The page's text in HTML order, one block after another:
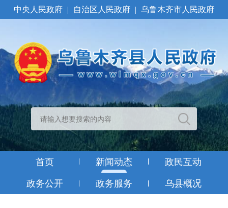
中央人民政府 | 自治区人民政府 | 乌鲁木齐市人民政府
首页 新闻动态 政民互动
政务公开 政务服务 乌县概况